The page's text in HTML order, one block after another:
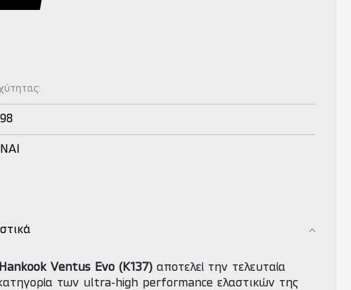
NAI
Hankook Ventus Evo (K137)αποτελεί την τελευταία
των ultra-high performance ελαστικών της